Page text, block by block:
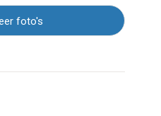
foto's